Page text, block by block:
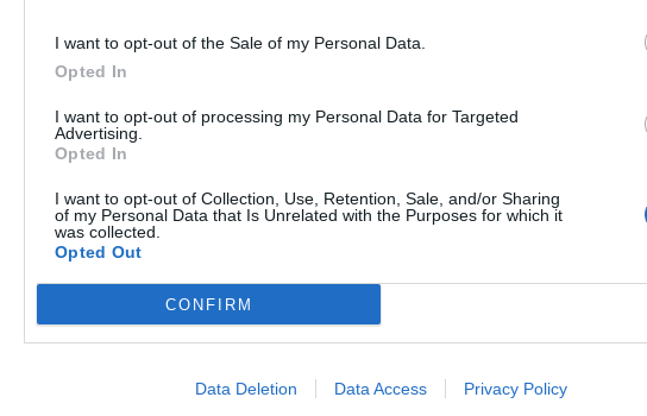
I want to opt-out of the Sale of my Personal Data.
Opted In
I want to opt-out of processing my Personal Data for Targeted
Advertising.
Opted In
I want to opt-out of Collection, Use, Retention, Sale, and/or Sharing
of my Personal Data that Is Unrelated with the Purposes for which it
was collected.
Opted Out
CONFIRM
Data Deletion Data Access Privacy Policy